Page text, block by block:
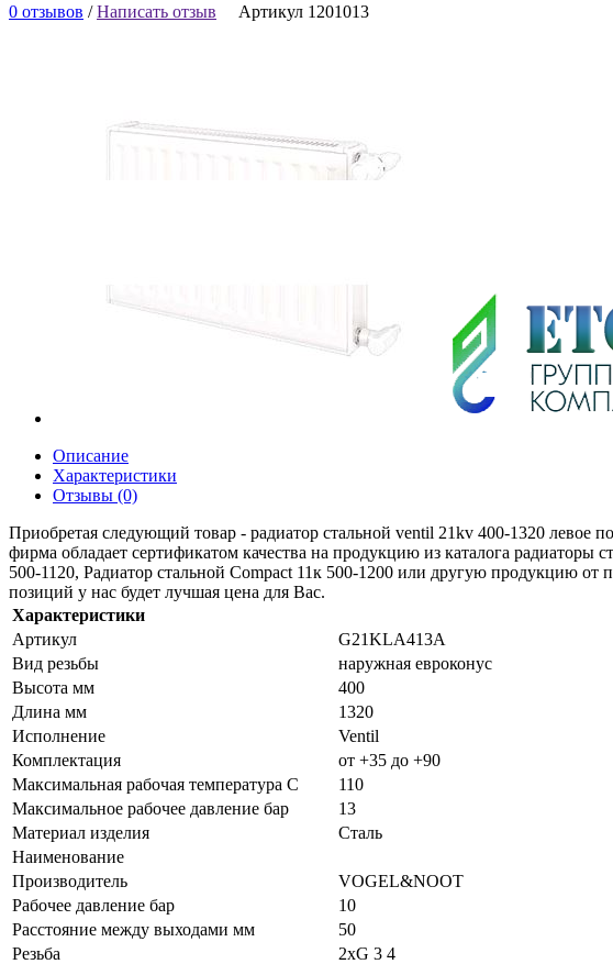
0 отзывов /Написать отзыв Артикул 1201013
Описание
Характеристики
Отзывы (0)
Приобретая следующий товар - радиатор стальной ventil 21kv 400-1320 левое
фирма обладает сертификатом качества на продукцию из каталога
500-1120, Радиатор стальной Compact 11к 500-1200 или другую продукцию
позиций у нас будет лучшая цена для Вас.
Характеристики
Артикул
G21KLA413A
Вид резьбы
наружная евроконус
Высота мм
400
Длина мм
1320
Исполнение
Ventil
Комплектация
от +35 до +90
Максимальная рабочая температура C
110
Максимальное рабочее давление бар
13
Материал изделия
Сталь
Наименование
Производитель
VOGEL&NOOT
Рабочее давление бар
10
Расстояние между выходами мм
50
Резьба
2xG 3 4